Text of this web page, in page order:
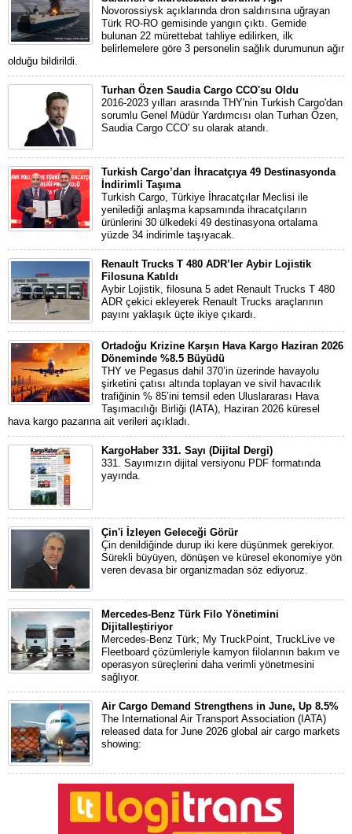
Novorossiysk açıklarında dron saldırısına uğrayan
Türk RO-RO gemisinde yangın çıktı. Gemide
bulunan 22 mürettebat tahliye edilirken, ilk
belirlemelere göre 3 personelin sağlık durumunun ağır
olduğu bildirildi.
Turhan Özen Saudia Cargo CCO'su Oldu
2016-2023 yılları arasında THY'nin Turkish Cargo'dan
sorumlu Genel Müdür Yardımcısı olan Turhan Özen,
Saudia Cargo CCO' su olarak atandı.
Turkish Cargo’dan İhracatçıya 49 Destinasyonda
İndirimli Taşıma
Turkish Cargo, Türkiye İhracatçılar Meclisi ile
yenilediği anlaşma kapsamında ihracatçıların
ürünlerini 30 ülkedeki 49 destinasyona ortalama
yüzde 34 indirimle taşıyacak.
Renault Trucks T 480 ADR’ler Aybir Lojistik
Filosuna Katıldı
Aybir Lojistik, filosuna 5 adet Renault Trucks T 480
ADR çekici ekleyerek Renault Trucks araçlarının
payını yaklaşık üçte ikiye çıkardı.
Ortadoğu Krizine Karşın Hava Kargo Haziran 2026
Döneminde %8.5 Büyüdü
THY ve Pegasus dahil 370’in üzerinde havayolu
şirketini çatısı altında toplayan ve sivil havacılık
trafiğinin % 85’ini temsil eden Uluslararası Hava
Taşımacılığı Birliği (IATA), Haziran 2026 küresel
hava kargo pazarına ait verileri açıkladı.
KargoHaber 331. Sayı (Dijital Dergi)
331. Sayımızın dijital versiyonu PDF formatında
yayında.
Çin'i İzleyen Geleceği Görür
Çin denildiğinde durup iki kere düşünmek gerekiyor.
Sürekli büyüyen, dönüşen ve küresel ekonomiye yön
veren devasa bir organizmadan söz ediyoruz.
Mercedes-Benz Türk Filo Yönetimini
Dijitalleştiriyor
Mercedes-Benz Türk; My TruckPoint, TruckLive ve
Fleetboard çözümleriyle kamyon filolarının bakım ve
operasyon süreçlerini daha verimli yönetmesini
sağlıyor.
Air Cargo Demand Strengthens in June, Up 8.5%
The International Air Transport Association (IATA)
released data for June 2026 global air cargo markets
showing: